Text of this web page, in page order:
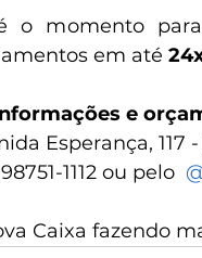
o momento
em até
e
Esperança, 117
1112 ou pelo
Caixa fazendo